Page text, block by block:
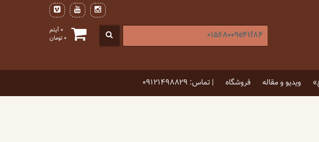
0 آیتم
0تومان
جستجو
برای
ویدیو و مقاله فروشگاه | تماس: ۰۹۱۲۱۴۹۸۸۲۹